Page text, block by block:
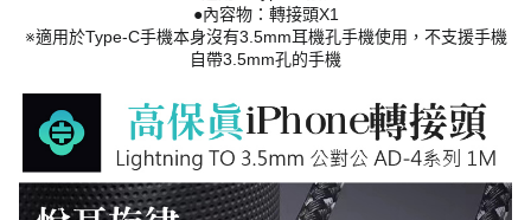
●內容物：轉接頭X1
※適用於Type-C手機本身沒有3.5mm耳機孔手機使用，不支援手機
自帶3.5mm孔的手機